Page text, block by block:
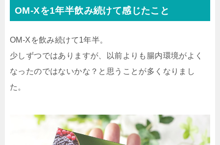
OM-Xを1年半飲み続けて感じたこと
OM-Xを飲み続けて1年半。
少しずつではありますが、以前よりも腸内環境がよく
なったのではないかな？と思うことが多くなりまし
た。